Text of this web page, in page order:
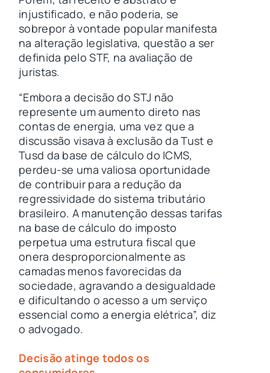
injustificado, e não poderia, se
sobrepor à vontade popular manifesta
na alteração legislativa, questão a ser
definida pelo STF, na avaliação de
juristas.
“Embora a decisão do STJ não
represente um aumento direto nas
contas de energia, uma vez que a
discussão visava à exclusão da Tust e
Tusd da base de cálculo do ICMS,
perdeu-se uma valiosa oportunidade
de contribuir para a redução da
regressividade do sistema tributário
brasileiro. A manutenção dessas tarifas
na base de cálculo do imposto
perpetua uma estrutura fiscal que
onera desproporcionalmente as
camadas menos favorecidas da
sociedade, agravando a desigualdade
e dificultando o acesso a um serviço
essencial como a energia elétrica”, diz
o advogado.
Decisão atinge todos os